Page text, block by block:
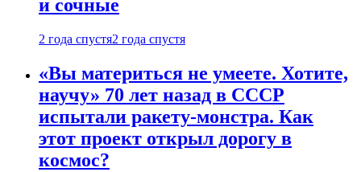
и сочные
2 года спустя2 года спустя
«Вы материться не умеете. Хотите,
научу» 70 лет назад в СССР
испытали ракету-монстра. Как
этот проект открыл дорогу в
космос?